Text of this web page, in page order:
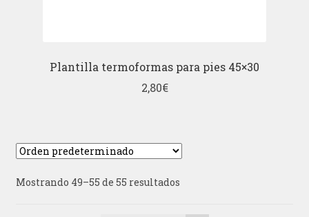
Plantilla termoformas para pies 45×30
2,80€
Mostrando 49–55 de 55 resultados